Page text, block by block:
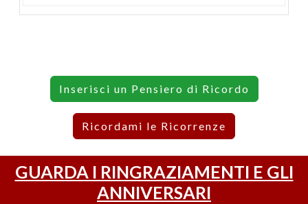
Inserisci un Pensiero di Ricordo
Ricordami le Ricorrenze
GUARDA I RINGRAZIAMENTI E GLI
ANNIVERSARI